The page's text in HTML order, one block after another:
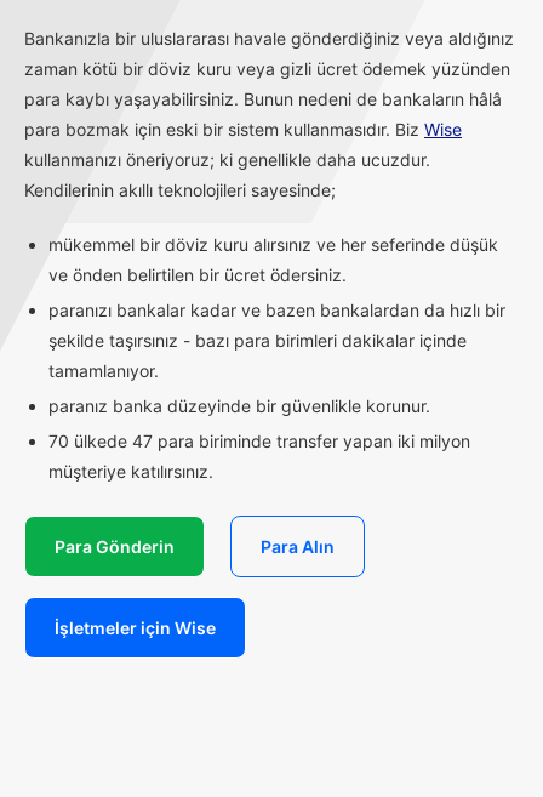
Bankanızla bir uluslararası havale gönderdiğiniz veya aldığınız
zaman kötü bir döviz kuru veya gizli ücret ödemek yüzünden
para kaybı yaşayabilirsiniz. Bunun nedeni de bankaların hâlâ
para bozmak için eski bir sistem kullanmasıdır. Biz Wise
kullanmanızı öneriyoruz; ki genellikle daha ucuzdur.
Kendilerinin akıllı teknolojileri sayesinde;
mükemmel bir döviz kuru alırsınız ve her seferinde düşük
ve önden belirtilen bir ücret ödersiniz.
paranızı bankalar kadar ve bazen bankalardan da hızlı bir
şekilde taşırsınız - bazı para birimleri dakikalar içinde
tamamlanıyor.
paranız banka düzeyinde bir güvenlikle korunur.
70 ülkede 47 para biriminde transfer yapan iki milyon
müşteriye katılırsınız.
Para Gönderin Para Alın
İşletmeler için Wise